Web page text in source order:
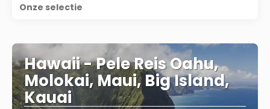
Onze selectie
Hawaii - Pele Reis Oahu,
Molokai, Maui, Big Island,
Kauai